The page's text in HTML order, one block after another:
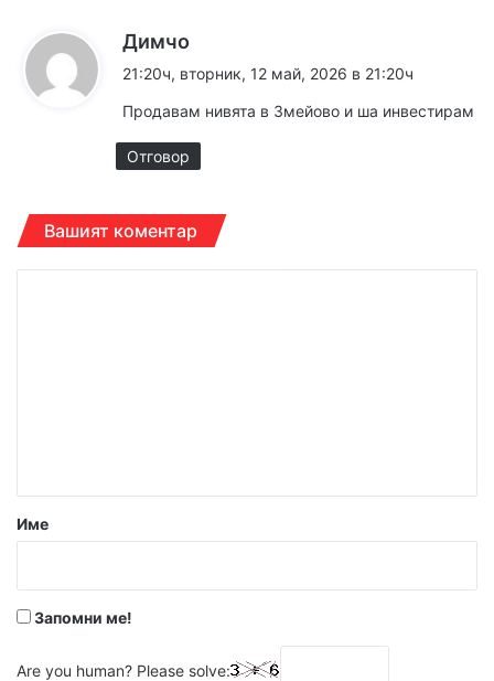
Димчо
а
:
21:20ч, вторник, 12 май, 2026 в 21:20ч
Продавам нивята в Змейово и ша инвестирам
Отговор
Вашият коментар
р
Име
Запомни ме!
Are you human? Please solve: